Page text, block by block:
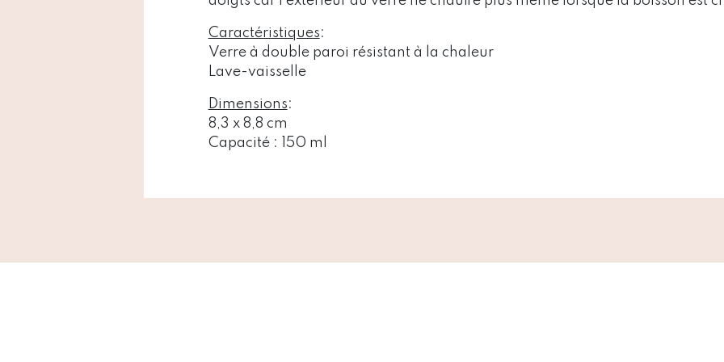
Caractéristiques:
Verre à double paroi résistant à la chaleur
Lave-vaisselle
Dimensions:
8,3 x 8,8 cm
Capacité : 150 ml